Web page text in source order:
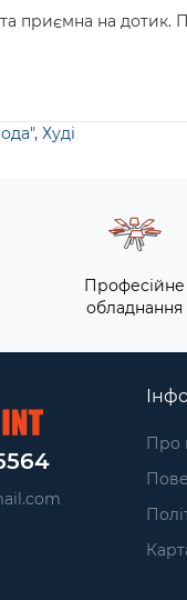
приємна на дотик.
, Худі
Професійне
обладнання
Про